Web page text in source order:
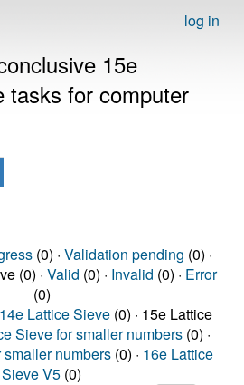
log in
15e
tasks for computer
(0) · Validation pending (0) ·
(0) · Valid (0) · Invalid (0) · Error
(0)
14e Lattice Sieve (0) · 15e Lattice
Sieve for smaller numbers (0) ·
numbers (0) · 16e Lattice
Sieve V5 (0)